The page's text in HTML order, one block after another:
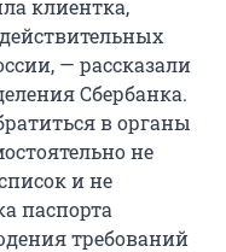
клиентка,
— рассказали
Сбербанка.
в органы
не
и не
паспорта
требований